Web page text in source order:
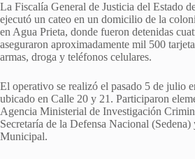
La Fiscalía General de Justicia del Estado
ejecutó un cateo en un domicilio de la
en Agua Prieta, donde fueron detenidas
aseguraron aproximadamente mil 500
armas, droga y teléfonos celulares.
El operativo se realizó el pasado 5 de julio
ubicado en Calle 20 y 21. Participaron
Agencia Ministerial de Investigación
Secretaría de la Defensa Nacional (Sedena)
Municipal.